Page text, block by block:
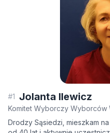
#1 Jolanta Ilewicz
Komitet Wyborczy Wyborców
Drodzy Sąsiedzi, mieszkam